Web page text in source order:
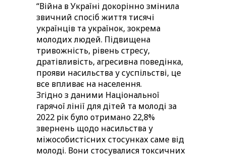
“Війна в Україні докорінно змінила
звичний спосіб життя тисячі
українців та українок, зокрема
молодих людей. Підвищена
тривожність, рівень стресу,
дратівливість, агресивна поведінка,
прояви насильства у суспільстві, це
все впливає на населення.
Згідно з даними Національної
гарячої лінії для дітей та молоді за
2022 рік було отримано 22,8%
звернень щодо насильства у
міжособистісних стосунках саме від
молоді. Вони стосувалися токсичних